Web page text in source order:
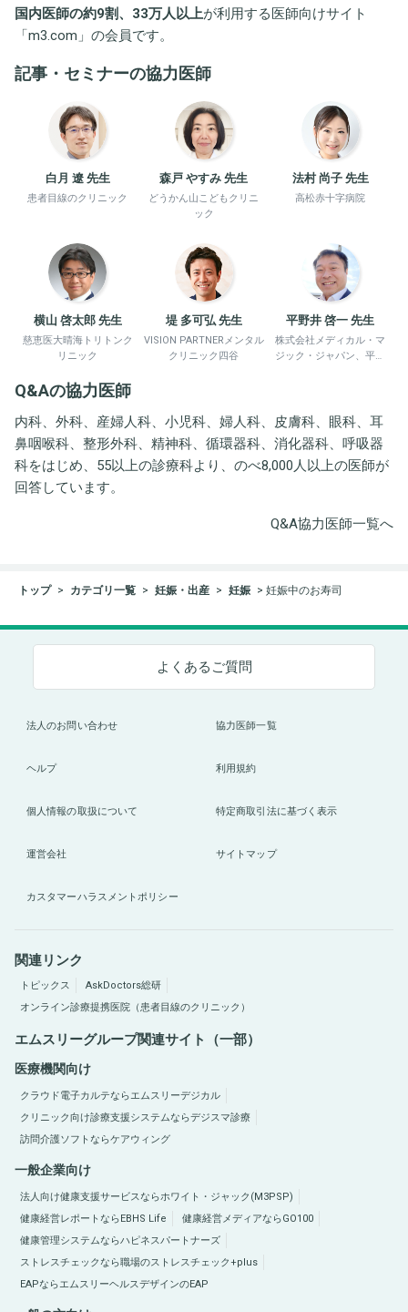
国内医師の約9割、33万人以上が利用する医師向けサイト
「m3.com 」の会員です。
記事・セミナーの協力医師
白月 遼 先生
患者目線のクリニック
森戸 やすみ 先生
どうかん山こどもクリニ
ック
法村 尚子 先生
高松赤十字病院
横山 啓太郎 先生
慈恵医大晴海トリトンク
リニック
堤 多可弘 先生
VISION PARTNERメンタル
クリニック四谷
平野井 啓一 先生
株式会社メディカル・マ
ジック・ジャパン、平野
Q&Aの協力医師
内科、外科、産婦人科、小児科、婦人科、皮膚科、眼科、耳
鼻咽喉科、整形外科、精神科、循環器科、消化器科、呼吸器
科をはじめ、55以上の診療科より、のべ8,000人以上の医師が
回答しています。
Q&A協力医師一覧へ
トップ カテゴリ一覧 妊娠・出産 妊娠 妊娠中のお寿司
よくあるご質問
法人のお問い合わせ 協力医師一覧
ヘルプ 利用規約
個人情報の取扱について 特定商取引法に基づく表示
運営会社 サイトマップ
カスタマーハラスメントポリシー
関連リンク
トピックス
AskDoctors総研
オンライン診療提携医院（患者目線のクリニック）
エムスリーグループ関連サイト（一部）
医療機関向け
クラウド電子カルテならエムスリーデジカル
クリニック向け診療支援システムならデジスマ診療
訪問介護ソフトならケアウィング
一般企業向け
法人向け健康支援サービスならホワイト・ジャック(M3PSP)
健康経営レポートならEBHS Life
健康経営メディアならGO100
健康管理システムならハピネスパートナーズ
ストレスチェックなら職場のストレスチェック+plus
EAPならエムスリーヘルスデザインのEAP